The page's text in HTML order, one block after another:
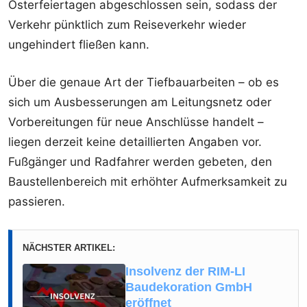
Osterfeiertagen abgeschlossen sein, sodass der
Verkehr pünktlich zum Reiseverkehr wieder
ungehindert fließen kann.
Über die genaue Art der Tiefbauarbeiten – ob es
sich um Ausbesserungen am Leitungsnetz oder
Vorbereitungen für neue Anschlüsse handelt –
liegen derzeit keine detaillierten Angaben vor.
Fußgänger und Radfahrer werden gebeten, den
Baustellenbereich mit erhöhter Aufmerksamkeit zu
passieren.
NÄCHSTER ARTIKEL:
Insolvenz der RIM-LI
Baudekoration GmbH
eröffnet